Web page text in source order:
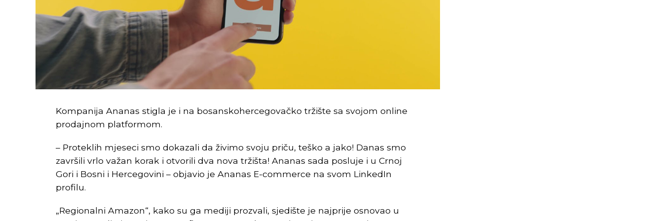
Što se tiče projektne dokumentacije koja je juče predata predstavnicima
Univerziteta i Ministarstva za naučno-tehnološki razvoj, ona je, kako je prenio
RTRS, finansirana kroz Italijanski fond za inovativne projekte, preko Razvojne
banke Savjeta Evrope.
REKLAMA
Inače, nadležni kažu da će budući Naučno-tehnološki park biti centralno mjesto
gdje se rađaju inovativne ideje i tehnološki napredak Srpske.
studenti UNIBL, odnosno naši nastavnici i saradnici kroz angažman u
Kompanija Ananas stigla je i na bosanskohercegovačko tržište sa svojom online
prodajnom platformom.
– Proteklih mjeseci smo dokazali da živimo svoju priču, teško a jako! Danas smo
završili vrlo važan korak i otvorili dva nova tržišta! Ananas sada posluje i u Crnoj
Gori i Bosni i Hercegovini – objavio je Ananas E-commerce na svom LinkedIn
profilu.
„Regionalni Amazon“, kako su ga mediji prozvali, sjedište je najprije osnovao u